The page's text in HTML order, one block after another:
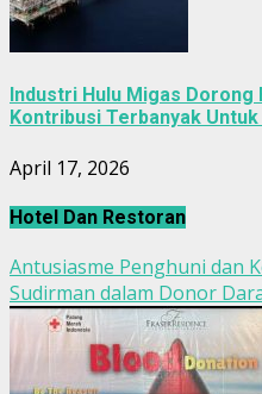
Industri Hulu Migas
Kontribusi Terbanyak
April 17, 2026
Hotel Dan Restoran
Antusiasme Penghuni dan
Sudirman dalam Donor